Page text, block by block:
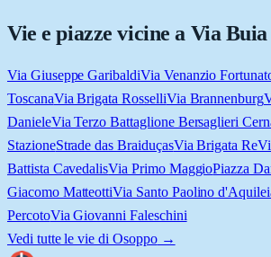
Vie e piazze vicine a Via Buia
Via Giuseppe GaribaldiVia Venanzio
ToscanaVia Brigata RosselliVia Brannenburg
DanieleVia Terzo Battaglione Bersaglieri
StazioneStrade das BraiduçasVia Brigata Re
Battista CavedalisVia Primo MaggioPiazza
Giacomo MatteottiVia Santo Paolino
PercotoVia Giovanni Faleschini
Vedi tutte le vie di Osoppo→